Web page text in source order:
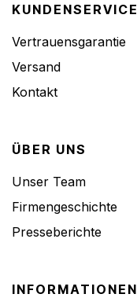
KUNDENSERVICE
Vertrauensgarantie
Versand
Kontakt
ÜBER UNS
Unser Team
Firmengeschichte
Presseberichte
INFORMATIONEN